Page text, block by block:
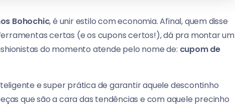
Bohochic, é unir estilo com economia. Afinal, quem disse
certas (e os cupons certos!), dá pra montar um
do momento atende pelo nome de: cupom de
e super prática de garantir aquele descontinho
que são a cara das tendências e com aquele precinho